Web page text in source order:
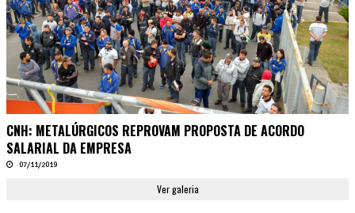
CNH: METALÚRGICOS REPROVAM PROPOSTA DE ACORDO
SALARIAL DA EMPRESA
07/11/2019
Ver galeria